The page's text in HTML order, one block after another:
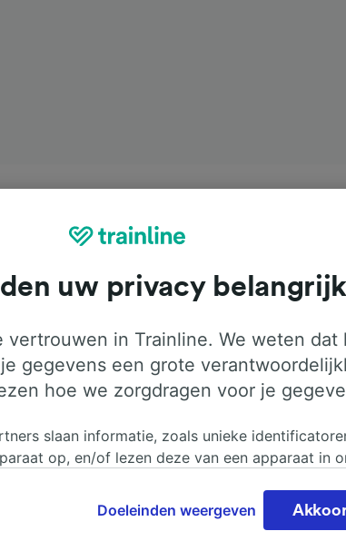
naar
ben je
uw privacy belangrijk
vertrouwen in Trainline. We weten dat
gegevens een grote
hoe we zorgdragen voor je
slaan informatie, zoals unieke
op, en/of lezen deze van een apparaat in
te klikken. Daaronder valt ook je recht om
alle gevallen dat er voor de verwerking een
Doeleinden weergeven